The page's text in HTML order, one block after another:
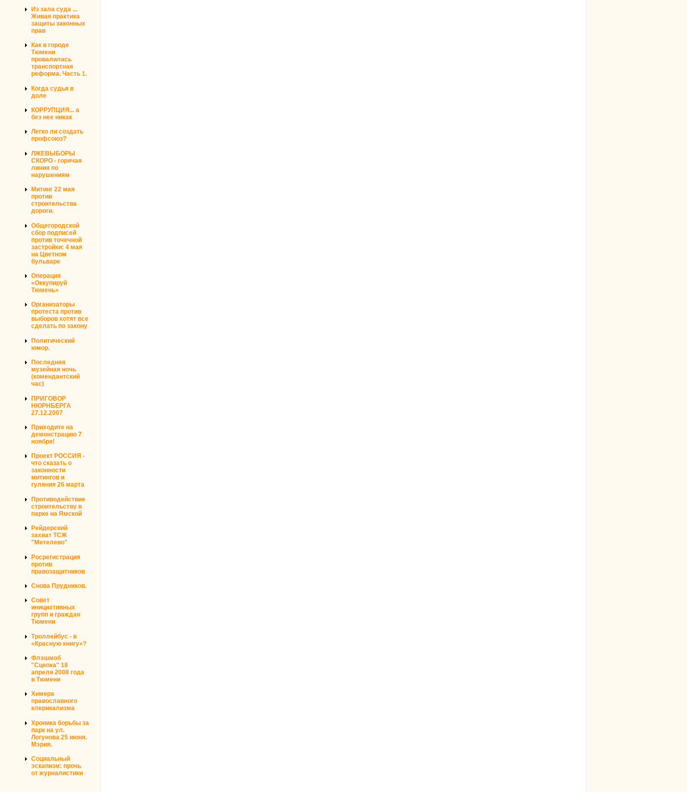
Из зала суда ...
Живая практика
защиты законных
прав
Как в городе
Тюмени
провалилась
транспортная
реформа. Часть 1.
Когда судья в
доле
КОРРУПЦИЯ... а
без нее никак
Легко ли создать
профсоюз?
ЛЖЕВЫБОРЫ
СКОРО - горячая
линия по
нарушениям
Митинг 22 мая
против
строительства
дороги.
Общегородской
сбор подписей
против точечной
застройки: 4 мая
на Цветном
бульваре
Операция
«Оккупируй
Тюмень»
Организаторы
протеста против
выборов хотят все
сделать по закону
Политический
юмор.
Последняя
музейная ночь
(комендантский
час)
ПРИГОВОР
НЮРНБЕРГА
27.12.2007
Приходите на
демонстрацию 7
ноября!
Проект РОССИЯ -
что сказать о
законности
митингов и
гуляния 26 марта
Противодействие
строительству в
парке на Ямской
Рейдерский
захват ТСЖ
"Метелево"
Росрегистрация
против
правозащитников
Снова Прудников.
Совет
инициативных
групп и граждан
Тюмени
Троллейбус - в
«Красную книгу»?
Флэшмоб
"Сцепка" 18
апреля 2008 года
в Тюмени
Химера
православного
клерикализма
Хроника борьбы за
парк на ул.
Логунова 25 июня.
Мэрия.
Социальный
эскапизм: прочь
от журналистики